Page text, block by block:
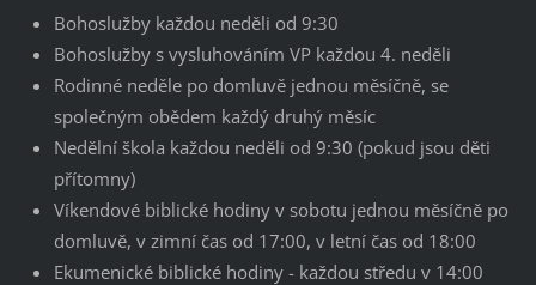
Bohoslužby každou neděli od 9:30
Bohoslužby s vysluhováním VP každou 4. neděli
Rodinné neděle po domluvě jednou měsíčně, se
společným obědem každý druhý měsíc
Nedělní škola každou neděli od 9:30 (pokud jsou děti
přítomny)
Víkendové biblické hodiny v sobotu jednou měsíčně po
domluvě, v zimní čas od 17:00, v letní čas od 18:00
Ekumenické biblické hodiny - každou středu v 14:00